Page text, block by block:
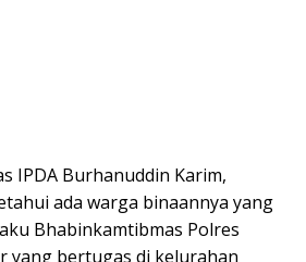
IPDA Burhanuddin Karim,
ada warga binaannya yang
Bhabinkamtibmas Polres
yang bertugas di kelurahan